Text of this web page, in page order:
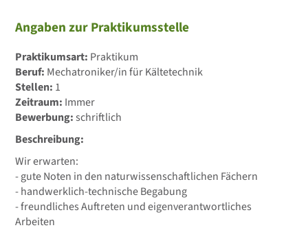
Angaben zur Praktikumsstelle
Praktikumsart: Praktikum
Beruf: Mechatroniker/in für Kältetechnik
Stellen: 1
Zeitraum: Immer
Bewerbung:schriftlich
Beschreibung:
Wir erwarten:
- gute Noten in den naturwissenschaftlichen Fächern
- handwerklich-technische Begabung
- freundliches Auftreten und eigenverantwortliches
Arbeiten